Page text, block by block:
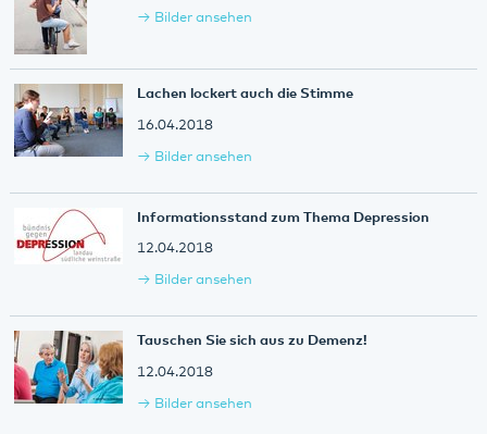
Bilder ansehen
Lachen lockert auch die Stimme
16.04.2018
Bilder ansehen
Informationsstand zum Thema Depression
12.04.2018
Bilder ansehen
Tauschen Sie sich aus zu Demenz!
12.04.2018
Bilder ansehen